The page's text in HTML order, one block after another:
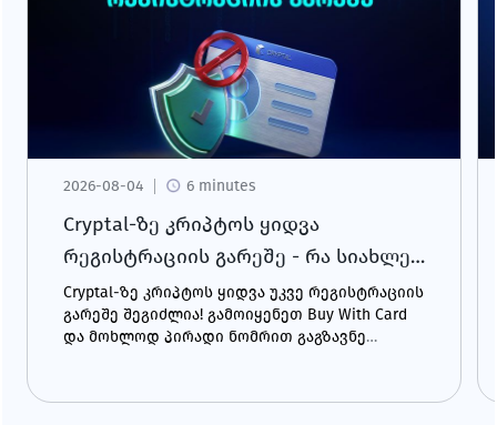
2026-08-04 6 minutes
Cryptal-ზე კრიპტოს ყიდვა
რეგისტრაციის გარეშე - რა სიახლე
გელოდება?
Cryptal-ზე კრიპტოს ყიდვა უკვე რეგისტრაციის
გარეშე შეგიძლია! გამოიყენეთ Buy With Card
და მოხლოდ პირადი ნომრით გაგზავნე